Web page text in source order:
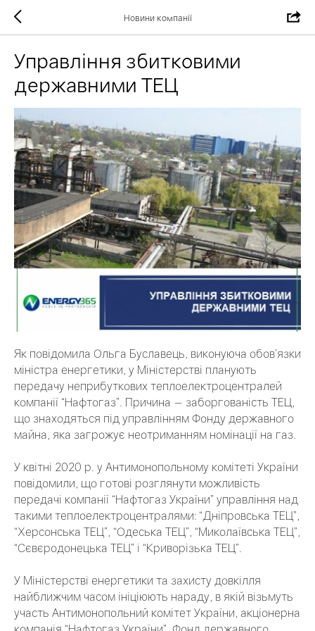
Новини компанії
Управління збитковими
державними ТЕЦ
Як повідомила Ольга Буславець, виконуюча обов’язки
міністра енергетики, у Міністерстві планують
передачу неприбуткових теплоелектроцентралей
компанії “Нафтогаз”. Причина — заборгованість ТЕЦ,
що знаходяться під управлінням Фонду державного
майна, яка загрожує неотриманням номінації на газ.
У квітні 2020 р. у Антимонопольному комітеті України
повідомили, що готові розглянути можливість
передачі компанії “Нафтогаз України” управління над
такими теплоелектроцентралями: “Дніпровська ТЕЦ”,
“Херсонська ТЕЦ”, “Одеська ТЕЦ”, “Миколаївська ТЕЦ”,
“Сєвєродонецька ТЕЦ” і “Криворізька ТЕЦ”.
У Міністерстві енергетики та захисту довкілля
найближчим часом ініціюють нараду, в якій візьмуть
участь Антимонопольний комітет України, акціонерна